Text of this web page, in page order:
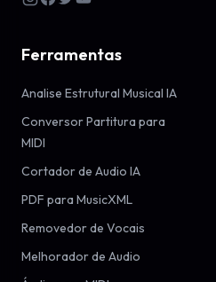
Ferramentas
Analise Estrutural Musical IA
Conversor Partitura para
MIDI
Cortador de Audio IA
PDF para MusicXML
Removedor de Vocais
Melhorador de Audio